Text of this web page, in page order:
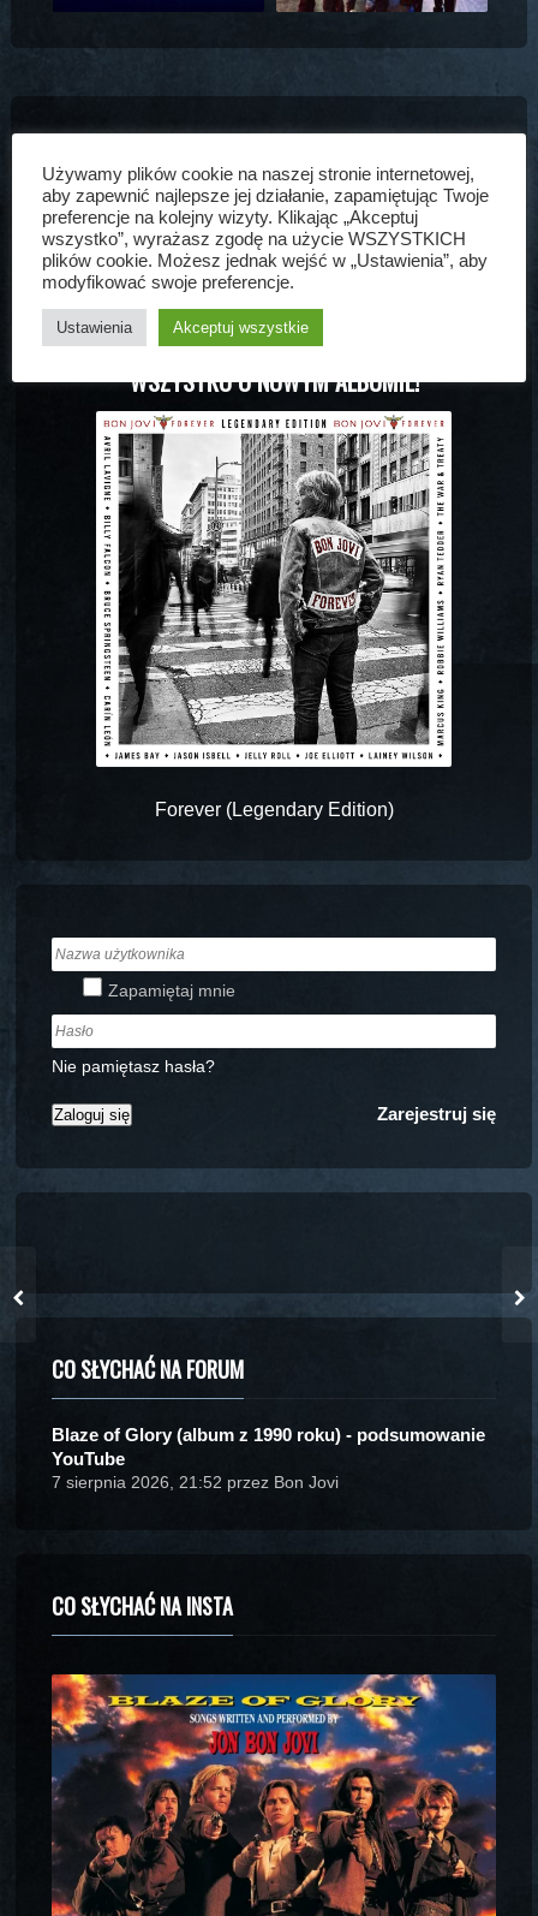
DODAJ KOMENTARZ
Musisz sięzalogować, aby móc dodać komentarz.
WSZYSTKO O NOWYM ALBUMIE!
Forever (Legendary Edition)
Zapamiętaj mnie
Nie pamiętasz hasła?
Zarejestruj się
CO SŁYCHAĆ NA FORUM
Blaze of Glory (album z 1990 roku) - podsumowanie
YouTube
7 sierpnia 2026, 21:52 przez Bon Jovi
CO SŁYCHAĆ NA INSTA
Używamy plików cookie na naszej stronie internetowej,
aby zapewnić najlepsze jej działanie, zapamiętując Twoje
preferencje na kolejny wizyty. Klikając „Akceptuj
wszystko”, wyrażasz zgodę na użycie WSZYSTKICH
plików cookie. Możesz jednak wejść w „Ustawienia”, aby
modyfikować swoje preferencje.
Ustawienia Akceptuj wszystkie